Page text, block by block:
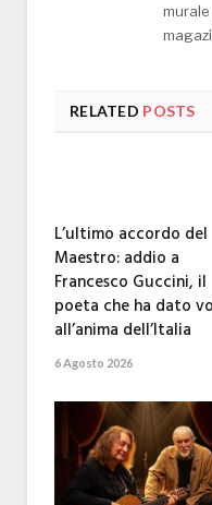
RELATED POSTS
L’ultimo accordo del
Maestro: addio a
Francesco Guccini, il
poeta che ha dato
all’anima dell’Italia
6 Agosto 2026